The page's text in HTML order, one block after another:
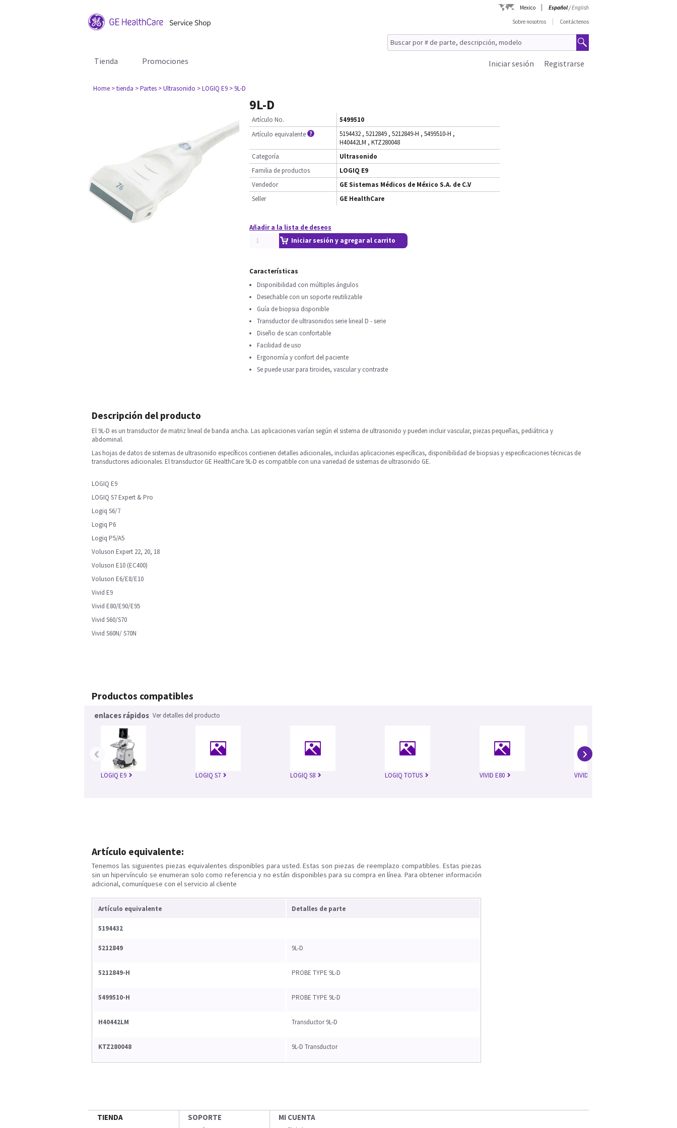
Mexico Español/English
Sobre nosotros
Contáctenos
Tienda Promociones Registrarse
Iniciar sesión
Home > tienda > Partes > Ultrasonido > LOGIQ E9 > 9L-D
9L-D
Artículo No.
5499510
Artículo equivalente
5194432 , 5212849 , 5212849-H , 5499510-H ,
H40442LM , KTZ280048
Categoría
Ultrasonido
Familia de productos
LOGIQ E9
Vendedor
GE Sistemas Médicos de México S.A. de C.V
Seller
GE HealthCare
Añadir a la lista de deseos
Iniciar sesión y agregar al carrito
Características
Disponibilidad con múltiples ángulos
Desechable con un soporte reutilizable
Guía de biopsia disponible
Transductor de ultrasonidos serie lineal D - serie
Diseño de scan confortable
Facilidad de uso
Ergonomía y confort del paciente
Se puede usar para tiroides, vascular y contraste
Descripción del producto
El 9L-D es un transductor de matriz lineal de banda ancha. Las aplicaciones varían según el sistema de ultrasonido y pueden incluir vascular, piezas pequeñas, pediátrica y
abdominal.
Las hojas de datos de sistemas de ultrasonido específicos contienen detalles adicionales, incluidas aplicaciones específicas, disponibilidad de biopsias y especificaciones técnicas de
transductores adicionales. El transductor GE HealthCare 9L-D es compatible con una variedad de sistemas de ultrasonido GE.
LOGIQ E9
LOGIQ S7 Expert & Pro
Logiq S6/7
Logiq P6
Logiq P5/A5
Voluson Expert 22, 20, 18
Voluson E10 (EC400)
Voluson E6/E8/E10
Vivid E9
Vivid E80/E90/E95
Vivid S60/S70
Vivid S60N/ S70N
Productos compatibles
enlaces rápidos Ver detalles del producto
LOGIQ E9 LOGIQ S7 LOGIQ S8 LOGIQ TOTUS VIVID E80 VIVID E90
‹ ›
Artículo equivalente:
Tenemos las siguientes piezas equivalentes disponibles para usted. Estas son piezas de reemplazo compatibles. Estas piezas
sin un hipervínculo se enumeran solo como referencia y no están disponibles para su compra en línea. Para obtener información
adicional, comuníquese con el servicio al cliente
Artículo equivalente Detalles de parte
5194432
5212849 9L-D
5212849-H PROBE TYPE 9L-D
5499510-H PROBE TYPE 9L-D
H40442LM Transductor 9L-D
KTZ280048 9L-D Transductor
TIENDA SOPORTE MI CUENTA